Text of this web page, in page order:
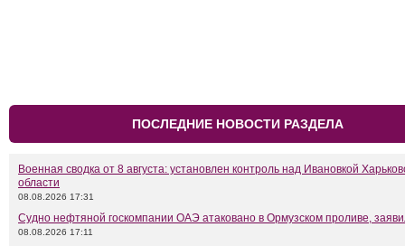
ПОСЛЕДНИЕ НОВОСТИ РАЗДЕЛА
Военная сводка от 8 августа: установлен контроль над Ивановкой
области
08.08.2026 17:31
Судно нефтяной госкомпании ОАЭ атаковано в Ормузском проливе,
08.08.2026 17:11